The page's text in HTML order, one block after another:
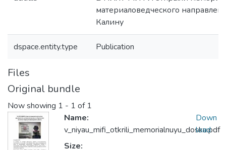
В НИЯУ МИФИ открыли
Калину
dspace.entity.type
Files
Original bundle
Now showing
1 - 1 of 1